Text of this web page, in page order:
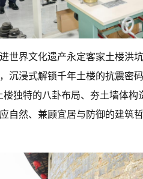
世界文化遗产永定客家土楼洪
沉浸式解锁千年土楼的抗震密
楼独特的八卦布局、夯土墙体构
自然、兼顾宜居与防御的建筑